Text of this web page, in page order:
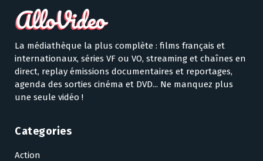
La médiathèque la plus complète : films français et
internationaux, séries VF ou VO, streaming et chaînes en
direct, replay émissions documentaires et reportages,
agenda des sorties cinéma et DVD... Ne manquez plus
une seule vidéo !
Categories
Action